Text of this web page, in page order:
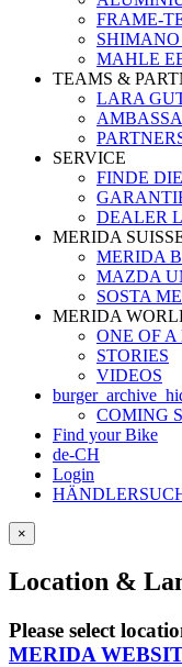
FRAME-
MAHLE
TEAMS &
LARA
SERVICE
FINDE
DEALER
MERIDA
MERIDA
MAZDA
SOSTA
MERIDA
ONE OF
STORIES
VIDEOS
COMING
Find your Bike
de-CH
Login
×
Location &
Please select
MERIDA